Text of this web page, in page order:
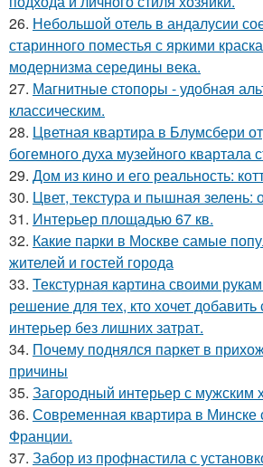
26. Небольшой отель в андалусии
старинного поместья с яркими
модернизма середины века.
27. Магнитные стопоры - удобная
классическим.
28. Цветная квартира в Блумсбери
богемного духа музейного квартала
29. Дом из кино и его реальность:
30. Цвет, текстура и пышная зелень:
31. Интерьер площадью 67 кв.
32. Какие парки в Москве самые
жителей и гостей города
33. Текстурная картина своими
решение для тех, кто хочет
интерьер без лишних затрат.
34. Почему поднялся паркет в
причины
35. Загородный интерьер с мужским
36. Современная квартира в Минске
Франции.
37. Забор из профнастила с